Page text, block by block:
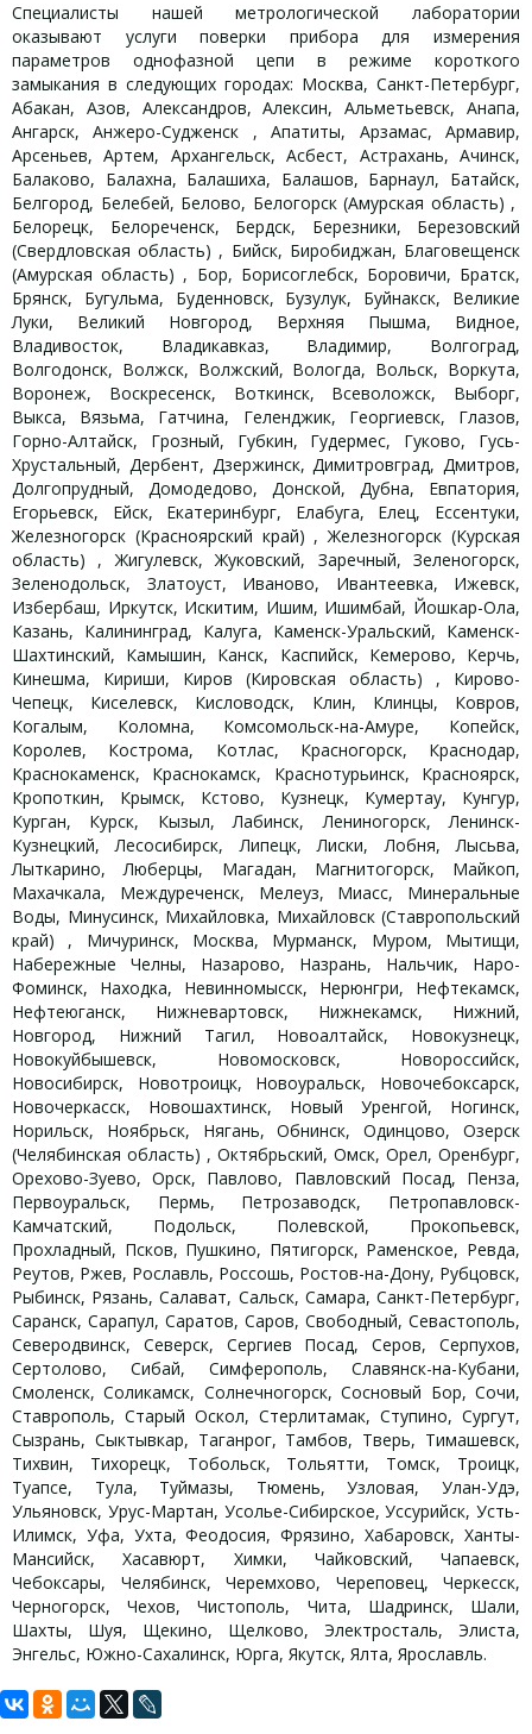
Специалисты нашей метрологической лаборатории
оказывают услуги поверки прибора для измерения
параметров однофазной цепи в режиме короткого
замыкания в следующих городах: Москва, Санкт-Петербург,
Абакан, Азов, Александров, Алексин, Альметьевск, Анапа,
Ангарск, Анжеро-Судженск , Апатиты, Арзамас, Армавир,
Арсеньев, Артем, Архангельск, Асбест, Астрахань, Ачинск,
Балаково, Балахна, Балашиха, Балашов, Барнаул, Батайск,
Белгород, Белебей, Белово, Белогорск (Амурская область) ,
Белорецк, Белореченск, Бердск, Березники, Березовский
(Свердловская область) , Бийск, Биробиджан, Благовещенск
(Амурская область) , Бор, Борисоглебск, Боровичи, Братск,
Брянск, Бугульма, Буденновск, Бузулук, Буйнакск, Великие
Луки, Великий Новгород, Верхняя Пышма, Видное,
Владивосток, Владикавказ, Владимир, Волгоград,
Волгодонск, Волжск, Волжский, Вологда, Вольск, Воркута,
Воронеж, Воскресенск, Воткинск, Всеволожск, Выборг,
Выкса, Вязьма, Гатчина, Геленджик, Георгиевск, Глазов,
Горно-Алтайск, Грозный, Губкин, Гудермес, Гуково, Гусь-
Хрустальный, Дербент, Дзержинск, Димитровград, Дмитров,
Долгопрудный, Домодедово, Донской, Дубна, Евпатория,
Егорьевск, Ейск, Екатеринбург, Елабуга, Елец, Ессентуки,
Железногорск (Красноярский край) , Железногорск (Курская
область) , Жигулевск, Жуковский, Заречный, Зеленогорск,
Зеленодольск, Златоуст, Иваново, Ивантеевка, Ижевск,
Избербаш, Иркутск, Искитим, Ишим, Ишимбай, Йошкар-Ола,
Казань, Калининград, Калуга, Каменск-Уральский, Каменск-
Шахтинский, Камышин, Канск, Каспийск, Кемерово, Керчь,
Кинешма, Кириши, Киров (Кировская область) , Кирово-
Чепецк, Киселевск, Кисловодск, Клин, Клинцы, Ковров,
Когалым, Коломна, Комсомольск-на-Амуре, Копейск,
Королев, Кострома, Котлас, Красногорск, Краснодар,
Краснокаменск, Краснокамск, Краснотурьинск, Красноярск,
Кропоткин, Крымск, Кстово, Кузнецк, Кумертау, Кунгур,
Курган, Курск, Кызыл, Лабинск, Лениногорск, Ленинск-
Кузнецкий, Лесосибирск, Липецк, Лиски, Лобня, Лысьва,
Лыткарино, Люберцы, Магадан, Магнитогорск, Майкоп,
Махачкала, Междуреченск, Мелеуз, Миасс, Минеральные
Воды, Минусинск, Михайловка, Михайловск (Ставропольский
край) , Мичуринск, Москва, Мурманск, Муром, Мытищи,
Набережные Челны, Назарово, Назрань, Нальчик, Наро-
Фоминск, Находка, Невинномысск, Нерюнгри, Нефтекамск,
Нефтеюганск, Нижневартовск, Нижнекамск, Нижний,
Новгород, Нижний Тагил, Новоалтайск, Новокузнецк,
Новокуйбышевск, Новомосковск, Новороссийск,
Новосибирск, Новотроицк, Новоуральск, Новочебоксарск,
Новочеркасск, Новошахтинск, Новый Уренгой, Ногинск,
Норильск, Ноябрьск, Нягань, Обнинск, Одинцово, Озерск
(Челябинская область) , Октябрьский, Омск, Орел, Оренбург,
Орехово-Зуево, Орск, Павлово, Павловский Посад, Пенза,
Первоуральск, Пермь, Петрозаводск, Петропавловск-
Камчатский, Подольск, Полевской, Прокопьевск,
Прохладный, Псков, Пушкино, Пятигорск, Раменское, Ревда,
Реутов, Ржев, Рославль, Россошь, Ростов-на-Дону, Рубцовск,
Рыбинск, Рязань, Салават, Сальск, Самара, Санкт-Петербург,
Саранск, Сарапул, Саратов, Саров, Свободный, Севастополь,
Северодвинск, Северск, Сергиев Посад, Серов, Серпухов,
Сертолово, Сибай, Симферополь, Славянск-на-Кубани,
Смоленск, Соликамск, Солнечногорск, Сосновый Бор, Сочи,
Ставрополь, Старый Оскол, Стерлитамак, Ступино, Сургут,
Сызрань, Сыктывкар, Таганрог, Тамбов, Тверь, Тимашевск,
Тихвин, Тихорецк, Тобольск, Тольятти, Томск, Троицк,
Туапсе, Тула, Туймазы, Тюмень, Узловая, Улан-Удэ,
Ульяновск, Урус-Мартан, Усолье-Сибирское, Уссурийск, Усть-
Илимск, Уфа, Ухта, Феодосия, Фрязино, Хабаровск, Ханты-
Мансийск, Хасавюрт, Химки, Чайковский, Чапаевск,
Чебоксары, Челябинск, Черемхово, Череповец, Черкесск,
Черногорск, Чехов, Чистополь, Чита, Шадринск, Шали,
Шахты, Шуя, Щекино, Щелково, Электросталь, Элиста,
Энгельс, Южно-Сахалинск, Юрга, Якутск, Ялта, Ярославль.
Задать вопрос